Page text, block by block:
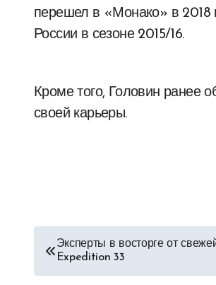
перешел в «Монако» в 2018
России в сезоне 2015/16.
Кроме того, Головин ранее
своей карьеры.
Навигация
по
Эксперты в восторге от
Expedition 33